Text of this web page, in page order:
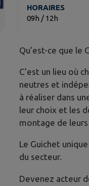
HORAIRES
09h / 12h
Qu’est-ce que le
C’est un lieu où
neutres et
à réaliser dans
leur choix et les
montage de
Le Guichet
du secteur.
Devenez acteur